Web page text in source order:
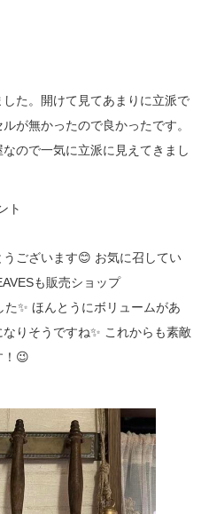
た。開けて見てあまりに立派で
が無かったので良かったです。
ので一気に立派に見えてきまし
ト
ございます😊 お気に召してい
も販売ショップ
た✨ ほんとうにボリュームがあ
りそうですね✨ これからも素敵
！😉